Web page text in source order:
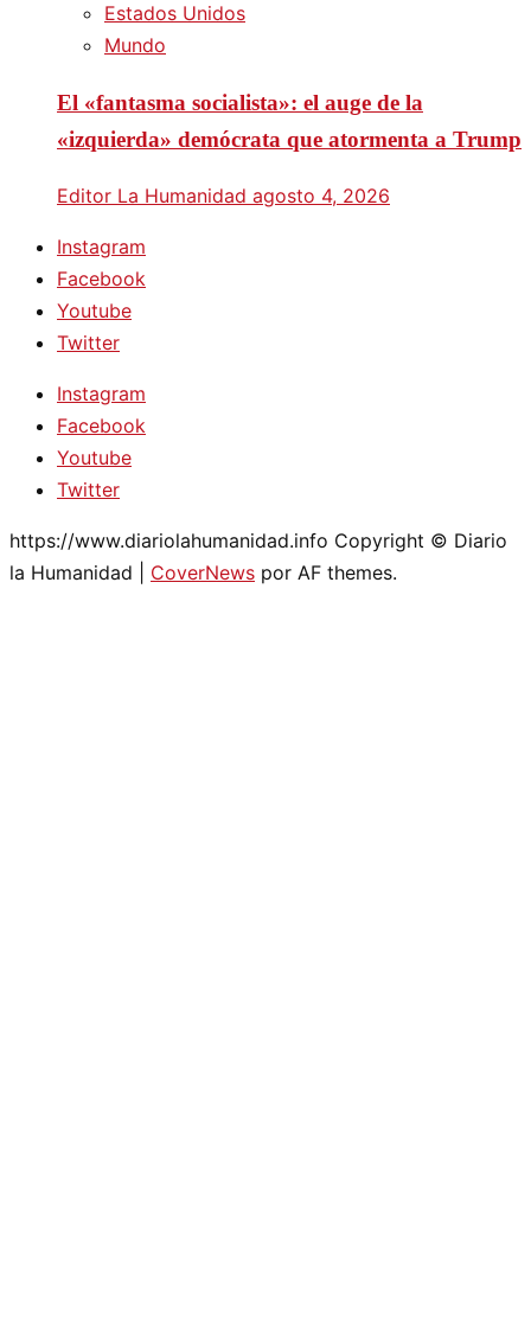
Estados Unidos
Mundo
El «fantasma socialista»: el auge de la
«izquierda» demócrata que atormenta a Trump
Editor La Humanidad agosto 4, 2026
Instagram
Facebook
Youtube
Twitter
Instagram
Facebook
Youtube
Twitter
https://www.diariolahumanidad.info Copyright © Diario
la Humanidad
CoverNews por AF themes.